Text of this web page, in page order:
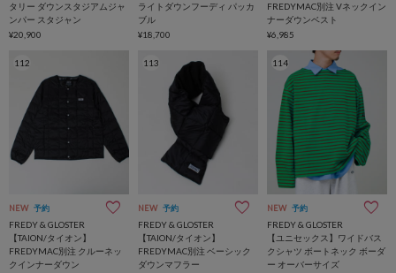
タリー ダウンスタジアムジャ
ンパー スタジャン
¥20,900
ライトダウンフーディ パッカ
ブル
¥18,700
FREDYMAC別注 Vネックイン
ナーダウンベスト
¥6,985
112
NEW 予約
FREDY & GLOSTER
【TAION/タイオン】
FREDYMAC別注 クルーネッ
クインナーダウン
113
NEW 予約
FREDY & GLOSTER
【TAION/タイオン】
FREDYMAC別注 ベーシック
ダウンマフラー
114
NEW 予約
FREDY & GLOSTER
【ユニセックス】ワイドバス
クシャツ ボートネック ボーダ
ー オーバーサイズ